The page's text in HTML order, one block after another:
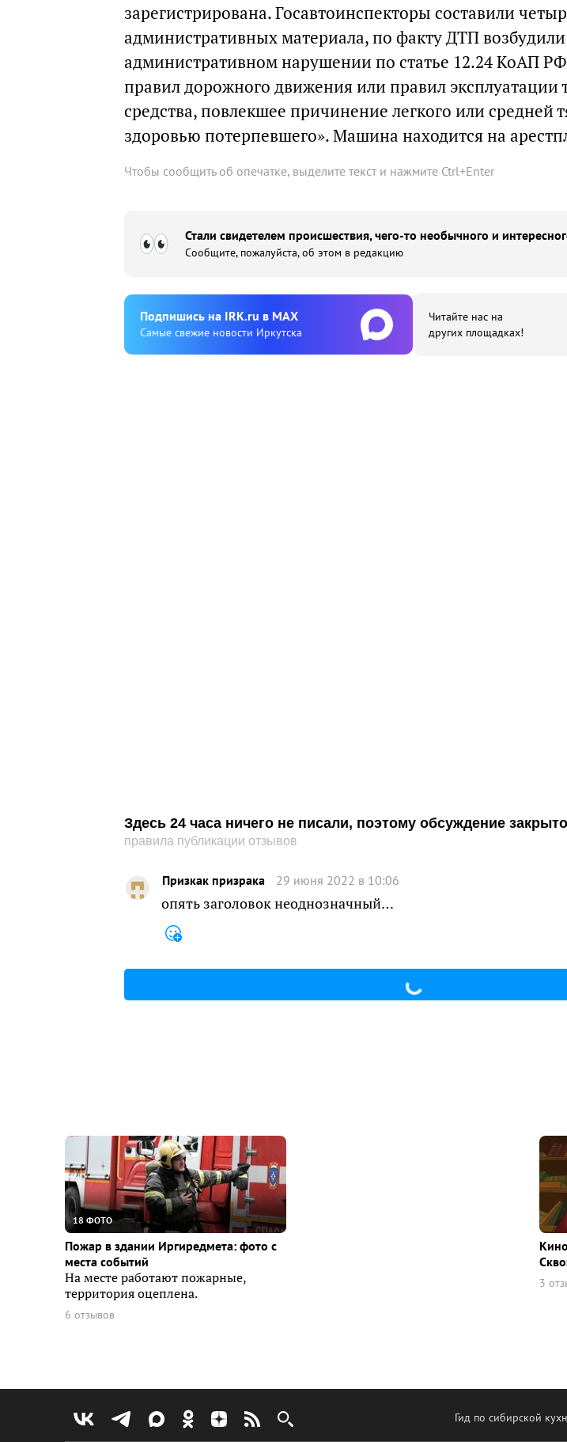
зарегистрирована. Госавтоинспекторы составили
административных материала, по факту ДТП
административном нарушении по статье 12.24 КоАП
правил дорожного движения или правил эксплуатации
средства, повлекшее причинение легкого или средней
здоровью потерпевшего». Машина находится на
Чтобы сообщить об опечатке, выделите текст и нажмите Ctrl+Enter
Стали свидетелем происшествия, чего-то необычного и
Сообщите, пожалуйста, об этом в редакцию
Подпишиcь на IRK.ru в MAX
Cамые свежие новости Иркутска
Читайте нас на
других площадках!
Здесь 24 часа ничего не писали, поэтому обсуждение закрыто
правила публикации отзывов
Призкак призрака 29 июня 2022 в 10:06
опять заголовок неоднозначный…
18 ФОТО
Пожар в здании Иргиредмета: фото с
места событий
На месте работают пожарные,
территория оцеплена.
6 отзывов
3
Гид по сибирской